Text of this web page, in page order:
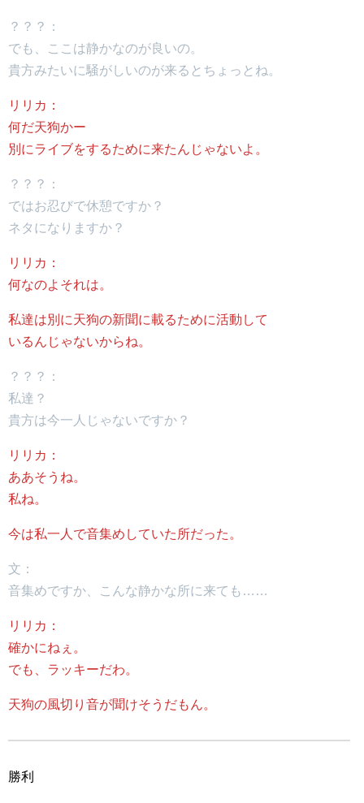
？？？：
でも、ここは静かなのが良いの。
貴方みたいに騒がしいのが来るとちょっとね。
リリカ：
何だ天狗かー
別にライブをするために来たんじゃないよ。
？？？：
ではお忍びで休憩ですか？
ネタになりますか？
リリカ：
何なのよそれは。
私達は別に天狗の新聞に載るために活動して
いるんじゃないからね。
？？？：
私達？
貴方は今一人じゃないですか？
リリカ：
ああそうね。
私ね。
今は私一人で音集めしていた所だった。
文：
音集めですか、こんな静かな所に来ても……
リリカ：
確かにねぇ。
でも、ラッキーだわ。
天狗の風切り音が聞けそうだもん。
勝利